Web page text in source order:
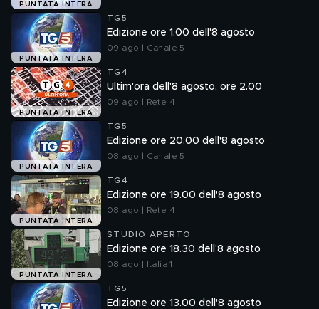
PUNTATA INTERA
PUNTATA INTERA
TG5
Edizione ore 1.00 dell'8 agosto
09 ago | Canale 5
PUNTATA INTERA
TG4
Ultim'ora dell'8 agosto, ore 2.00
09 ago | Rete 4
PUNTATA INTERA
TG5
Edizione ore 20.00 dell'8 agosto
08 ago | Canale 5
PUNTATA INTERA
TG4
Edizione ore 19.00 dell'8 agosto
08 ago | Rete 4
PUNTATA INTERA
STUDIO APERTO
Edizione ore 18.30 dell'8 agosto
08 ago | Italia 1
TG5
Edizione ore 13.00 dell'8 agosto